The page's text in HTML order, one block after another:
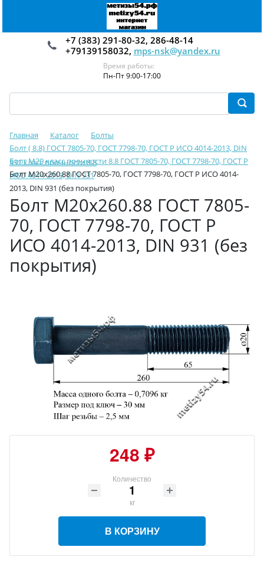
+7 (383) 291-80-32, 286-48-14
+79139158032, mps-nsk@yandex.ru
Время работы:
Пн-Пт 9:00-17:00
Главная Каталог
Болты
Болт ( 8.8) ГОСТ 7805-70, ГОСТ 7798-70, ГОСТ Р ИСО 4014-2013, DIN
931 класс прочности 8.8
Болт М20 класс прочности 8.8 ГОСТ 7805-70, ГОСТ 7798-70, ГОСТ Р
ИСО 4014-2013, DIN 931
Болт М20х260.88 ГОСТ 7805-70, ГОСТ 7798-70, ГОСТ Р ИСО 4014-
2013, DIN 931 (без покрытия)
Болт М20х260.88 ГОСТ 7805-
70, ГОСТ 7798-70, ГОСТ Р
ИСО 4014-2013, DIN 931 (без
покрытия)
248 ₽
Количество
кг
В КОРЗИНУ